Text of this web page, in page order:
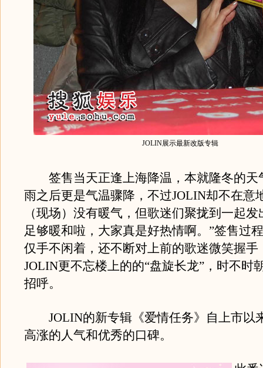
JOLIN展示最新改版专辑
签售当天正逢上海降温，本就隆冬的天
雨之后更是气温骤降，不过JOLIN却不在意
（现场）没有暖气，但歌迷们聚拢到一起
足够暖和啦，大家真是好热情啊。”签售过
仅手不闲着，还不断对上前的歌迷微笑握手
JOLIN更不忘楼上的的“盘旋长龙”，时不时
招呼。
JOLIN的新专辑《爱情任务》自上市以
高涨的人气和优秀的口碑。